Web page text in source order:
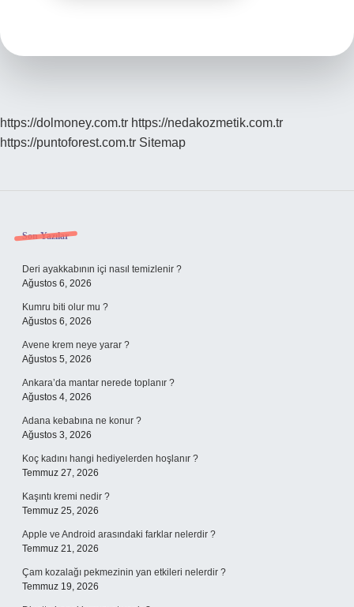
https://dolmoney.com.tr https://nedakozmetik.com.tr
https://puntoforest.com.tr Sitemap
Sidebar
Son Yazılar
Deri ayakkabının içi nasıl temizlenir ?
Ağustos 6, 2026
Kumru biti olur mu ?
Ağustos 6, 2026
Avene krem neye yarar ?
Ağustos 5, 2026
Ankara’da mantar nerede toplanır ?
Ağustos 4, 2026
Adana kebabına ne konur ?
Ağustos 3, 2026
Koç kadını hangi hediyelerden hoşlanır ?
Temmuz 27, 2026
Kaşıntı kremi nedir ?
Temmuz 25, 2026
Apple ve Android arasındaki farklar nelerdir ?
Temmuz 21, 2026
Çam kozalağı pekmezinin yan etkileri nelerdir ?
Temmuz 19, 2026